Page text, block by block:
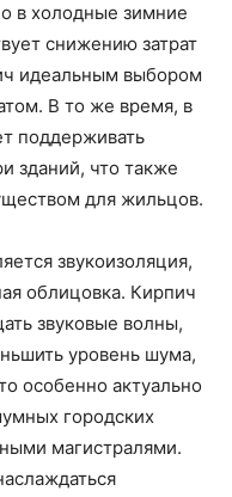
в холодные зимние
снижению затрат
идеальным выбором
В то же время, в
поддерживать
зданий, что также
для жильцов.
звукоизоляция,
облицовка. Кирпич
звуковые волны,
уровень шума,
особенно актуально
городских
магистралями.